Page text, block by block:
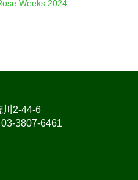
Weeks 2024
2-44-6
3807-6461